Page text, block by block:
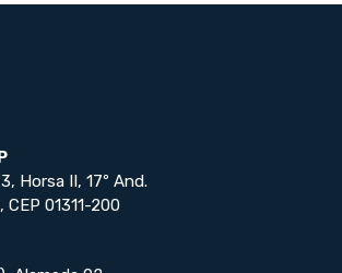
Horsa II, 17º And.
CEP 01311-200